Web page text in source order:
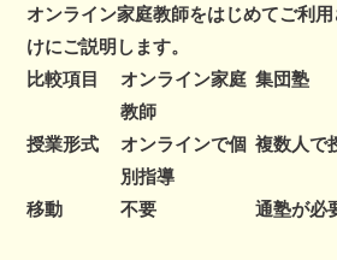
オンライン家庭教師をはじめてご利
けにご説明します。
比較項目
オンライン家庭
教師
集団塾
授業形式
オンラインで個
別指導
複数人で
移動 不要 通塾が必